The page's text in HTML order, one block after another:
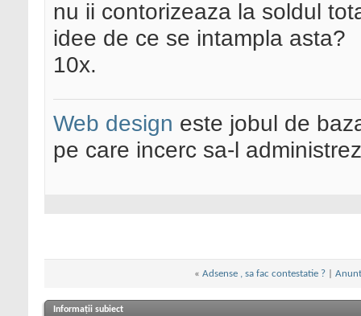
nu ii contorizeaza la soldul
idee de ce se intampla asta?
10x.
Web design este jobul de
pe care incerc sa-l administrez
« Adsense , sa fac contestatie ?|
Informații subiect